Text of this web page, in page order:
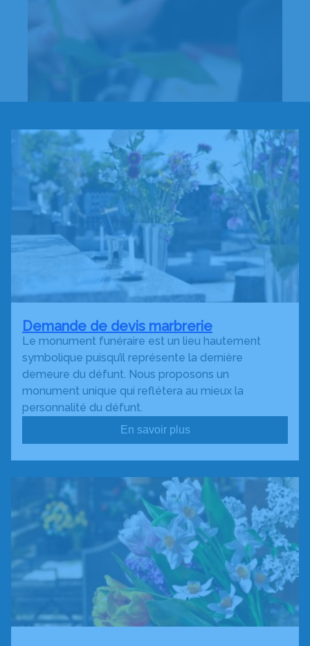
Demande de devis marbrerie
Le monument funéraire est un lieu hautement
symbolique puisqu’il représente la dernière
demeure du défunt. Nous proposons un
monument unique qui reflétera au mieux la
personnalité du défunt.
En savoir plus